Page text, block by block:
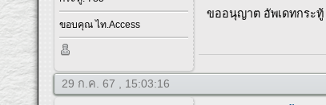
ขอบคุณ ไท.Access
ขออนุญาต อัพเดทกระทู้
29 ก.ค. 67 , 15:03:16